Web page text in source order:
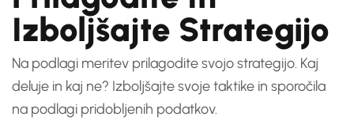
Izboljšajte Strategijo
Na podlagi meritev prilagodite svojo strategijo. Kaj
deluje in kaj ne? Izboljšajte svoje taktike in sporočila
na podlagi pridobljenih podatkov.